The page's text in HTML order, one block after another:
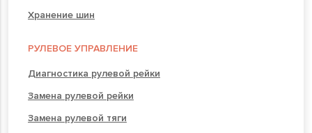
Хранение шин
РУЛЕВОЕ УПРАВЛЕНИЕ
Диагностика рулевой рейки
Замена рулевой рейки
Замена рулевой тяги